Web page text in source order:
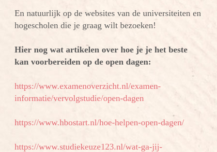
En natuurlijk op de websites van de universiteiten en
hogescholen die je graag wilt bezoeken!
Hier nog wat artikelen over hoe je je het beste
kan voorbereiden op de open dagen:
https://www.examenoverzicht.nl/examen-
informatie/vervolgstudie/open-dagen
https://www.hbostart.nl/hoe-helpen-open-dagen/
https://www.studiekeuze123.nl/wat-ga-jij-